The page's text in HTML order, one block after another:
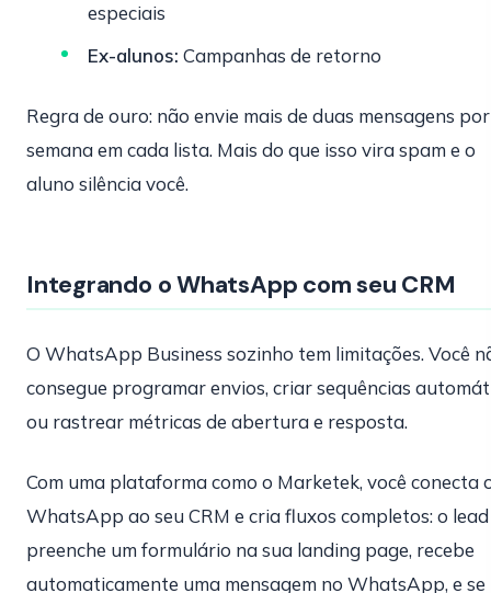
especiais
Ex-alunos: Campanhas de retorno
Regra de ouro: não envie mais de duas mensagens por
semana em cada lista. Mais do que isso vira spam e o
aluno silência você.
Integrando o WhatsApp com seu CRM
O WhatsApp Business sozinho tem limitações. Você
consegue programar envios, criar sequências
ou rastrear métricas de abertura e resposta.
Com uma plataforma como o Marketek, você conecta
WhatsApp ao seu CRM e cria fluxos completos: o lead
preenche um formulário na sua landing page, recebe
automaticamente uma mensagem no WhatsApp, e se